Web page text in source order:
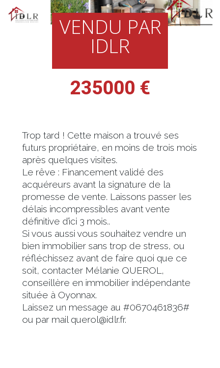
VENDU PAR
IDLR
235000 €
Trop tard ! Cette maison a trouvé ses
futurs propriétaire, en moins de trois mois
après quelques visites.
Le rêve : Financement validé des
acquéreurs avant la signature de la
promesse de vente. Laissons passer les
délais incompressibles avant vente
définitive d’ici 3 mois..
Si vous aussi vous souhaitez vendre un
bien immobilier sans trop de stress, ou
réfléchissez avant de faire quoi que ce
soit, contacter Mélanie QUEROL,
conseillère en immobilier indépendante
située à Oyonnax.
Laissez un message au #0670461836#
ou par mail querol@idlr.fr.